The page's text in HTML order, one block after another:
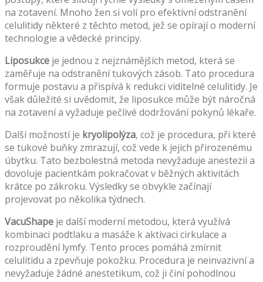
na zotavení. Mnoho žen si volí pro efektivní odstranění
celulitidy některé z těchto metod, jež se opírají o moderní
technologie a vědecké principy.
Liposukce je jednou z nejznámějších metod, která se
zaměřuje na odstranění tukových zásob. Tato procedura
formuje postavu a přispívá k redukci viditelné celulitidy. Je
však důležité si uvědomit, že liposukce může být náročná
na zotavení a vyžaduje pečlivé dodržování pokynů lékaře.
Další možností je kryolipolýza, což je procedura, při které
se tukové buňky zmrazují, což vede k jejich přirozenému
úbytku. Tato bezbolestná metoda nevyžaduje anestezii a
dovoluje pacientkám pokračovat v běžných aktivitách
krátce po zákroku. Výsledky se obvykle začínají
projevovat po několika týdnech.
VacuShape je další moderní metodou, která využívá
kombinaci podtlaku a masáže k aktivaci cirkulace a
rozproudění lymfy. Tento proces pomáhá zmírnit
celulitidu a zpevňuje pokožku. Procedura je neinvazivní a
nevyžaduje žádné anestetikum, což ji činí pohodlnou